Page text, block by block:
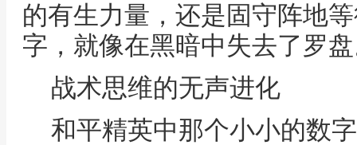
的有生力量，还是固守阵地
字，就像在黑暗中失去了罗
战术思维的无声进化
和平精英中那个小小的数